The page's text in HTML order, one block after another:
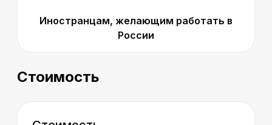
Иностранцам, желающим работать в
России
Стоимость